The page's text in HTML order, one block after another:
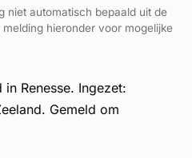
niet automatisch bepaald uit de
hieronder voor mogelijke
Renesse. Ingezet:
Gemeld om